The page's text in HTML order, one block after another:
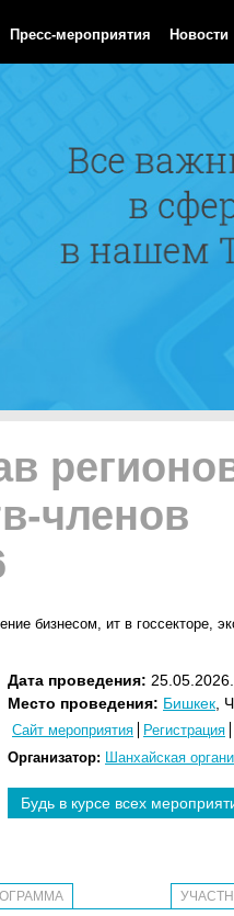
Пресс-мероприятия Новости
членов
бизнесом, ит в госсекторе,
Дата проведения:
Место проведения: Бишкек ,
Сайт мероприятия
Регистрация
Организатор: Шанхайская
Будь в курсе всех